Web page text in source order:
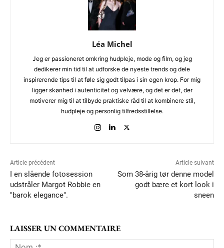
Léa Michel
Jeg er passioneret omkring hudpleje, mode og film, og jeg
dedikerer min tid til at udforske de nyeste trends og dele
inspirerende tips til at føle sig godt tilpas i sin egen krop. For mig
ligger skønhed i autenticitet og velvære, og det er det, der
motiverer mig til at tilbyde praktiske råd til at kombinere stil,
hudpleje og personlig tilfredsstillelse.
Article précédent
I en slående fotosession
udstråler Margot Robbie en
"barok elegance".
Article suivant
Som 38-årig tør denne model
godt bære et kort look i
sneen
LAISSER UN COMMENTAIRE